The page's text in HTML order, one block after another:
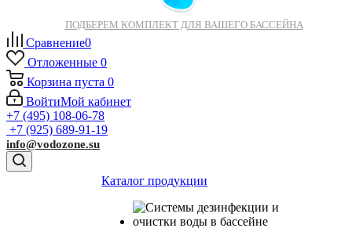
ПОДБЕРЕМ КОМПЛЕКТ ДЛЯ ВАШЕГО БАССЕЙНА
Сравнение0
Отложенные 0
Корзина пуста 0
ВойтиМой кабинет
+7 (495) 108-06-78
+7 (925) 689-91-19
info@vodozone.su
Каталог продукции